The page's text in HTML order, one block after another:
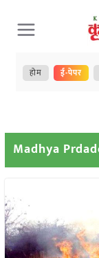
Skip
to
content
होम ई-पेपर
Madhya